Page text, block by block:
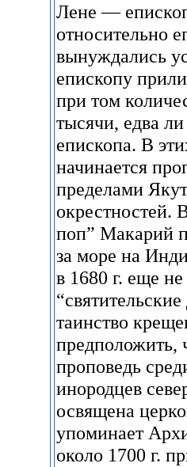
Лене —
относительно
вынуждались
епископу
при том
тысячи, едва
епископа. В
начинается
пределами
окрестностей.
поп” Макарий
за море на
в 1680 г. еще
таинство
предположить,
проповедь
инородцев
освящена
упоминает
около 1700 г.